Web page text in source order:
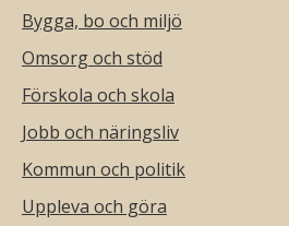
Bygga, bo och miljö
Omsorg och stöd
Förskola och skola
Jobb och näringsliv
Kommun och politik
Uppleva och göra